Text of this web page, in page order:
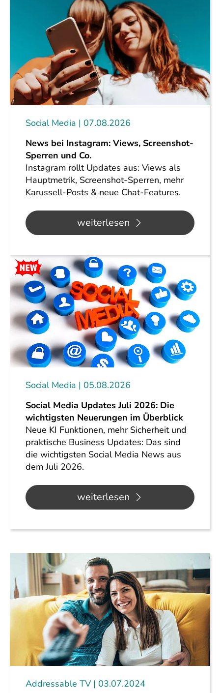
Social Media
07.08.2026
News bei Instagram: Views, Screenshot-
Sperren und Co.
Instagram rollt Updates aus: Views als
Hauptmetrik, Screenshot-Sperren, mehr
Karussell-Posts & neue Chat-Features.
weiterlesen
Social Media
05.08.2026
Social Media Updates Juli 2026: Die
wichtigsten Neuerungen im Überblick
Neue KI Funktionen, mehr Sicherheit und
praktische Business Updates: Das sind
die wichtigsten Social Media News aus
dem Juli 2026.
weiterlesen
Addressable TV
03.07.2024